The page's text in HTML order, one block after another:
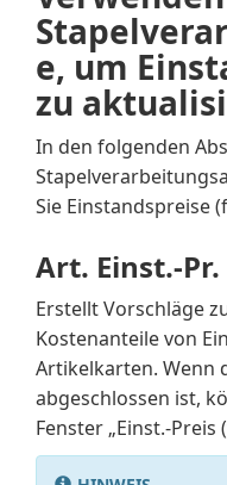
e, um
zu
In den folgenden
Sie Einstandspreise
Art. Einst.-
Erstellt Vorschläge
Kostenanteile von
Artikelkarten. Wenn
abgeschlossen ist,
Fenster „Einst.-